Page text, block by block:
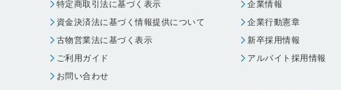
特定商取引法に基づく表示
資金決済法に基づく情報提供について
古物営業法に基づく表示
ご利用ガイド
お問い合わせ
企業情報
企業行動憲章
新卒採用情報
アルバイト採用情報